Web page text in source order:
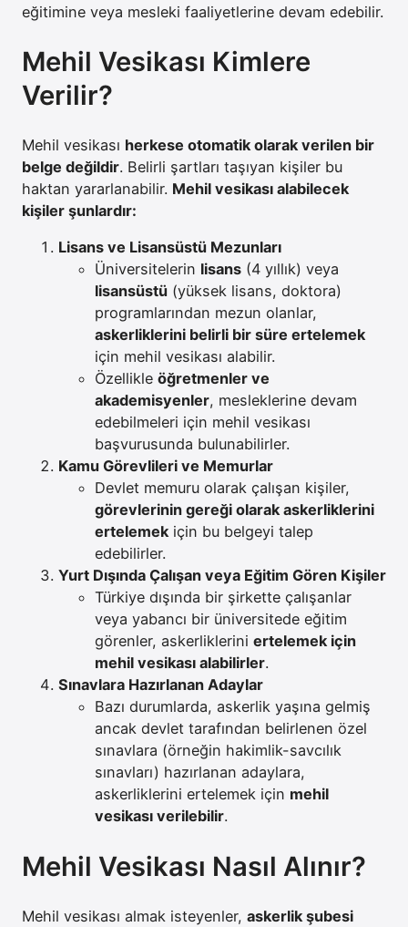
eğitimine veya mesleki faaliyetlerine devam edebilir.
Mehil Vesikası Kimlere
Verilir?
Mehil vesikası herkese otomatik olarak verilen bir
belge değildir. Belirli şartları taşıyan kişiler bu
haktan yararlanabilir. Mehil vesikası alabilecek
kişiler şunlardır:
Lisans ve Lisansüstü Mezunları
Üniversitelerin lisans (4 yıllık) veya
lisansüstü (yüksek lisans, doktora)
programlarından mezun olanlar,
askerliklerini belirli bir süre ertelemek
için mehil vesikası alabilir.
Özellikle öğretmenler ve
akademisyenler, mesleklerine devam
edebilmeleri için mehil vesikası
başvurusunda bulunabilirler.
Kamu Görevlileri ve Memurlar
Devlet memuru olarak çalışan kişiler,
görevlerinin gereği olarak askerliklerini
ertelemekiçin bu belgeyi talep
edebilirler.
Yurt Dışında Çalışan veya Eğitim Gören Kişiler
Türkiye dışında bir şirkette çalışanlar
veya yabancı bir üniversitede eğitim
görenler, askerliklerini ertelemek için
mehil vesikası alabilirler.
Sınavlara Hazırlanan Adaylar
Bazı durumlarda, askerlik yaşına gelmiş
ancak devlet tarafından belirlenen özel
sınavlara (örneğin hakimlik-savcılık
sınavları) hazırlanan adaylara,
askerliklerini ertelemek için mehil
vesikası verilebilir.
Mehil Vesikası Nasıl Alınır?
Mehil vesikası almak isteyenler, askerlik şubesi